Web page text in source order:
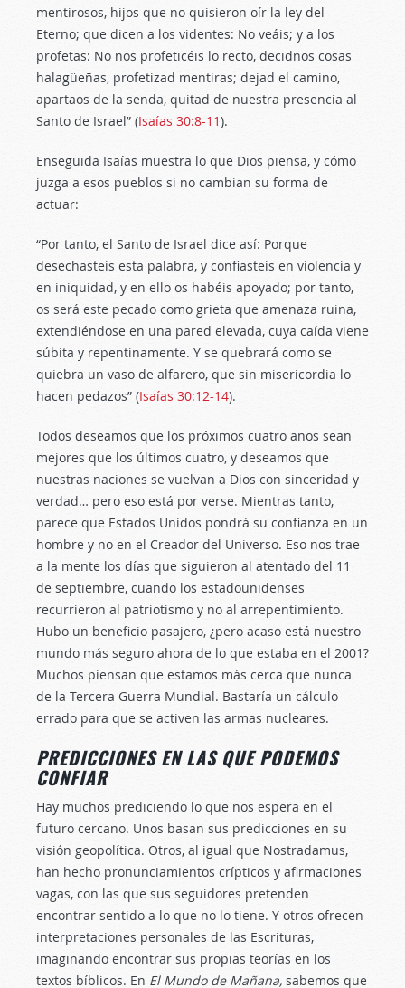
mentirosos, hijos que no quisieron oír la ley del
Eterno; que dicen a los videntes: No veáis; y a los
profetas: No nos profeticéis lo recto, decidnos cosas
halagüeñas, profetizad mentiras; dejad el camino,
apartaos de la senda, quitad de nuestra presencia al
Santo de Israel” (Isaías 30:8-11).
Enseguida Isaías muestra lo que Dios piensa, y cómo
juzga a esos pueblos si no cambian su forma de
actuar:
“Por tanto, el Santo de Israel dice así: Porque
desechasteis esta palabra, y confiasteis en violencia y
en iniquidad, y en ello os habéis apoyado; por tanto,
os será este pecado como grieta que amenaza ruina,
extendiéndose en una pared elevada, cuya caída viene
súbita y repentinamente. Y se quebrará como se
quiebra un vaso de alfarero, que sin misericordia lo
hacen pedazos” (Isaías 30:12-14).
Todos deseamos que los próximos cuatro años sean
mejores que los últimos cuatro, y deseamos que
nuestras naciones se vuelvan a Dios con sinceridad y
verdad… pero eso está por verse. Mientras tanto,
parece que Estados Unidos pondrá su confianza en un
hombre y no en el Creador del Universo. Eso nos trae
a la mente los días que siguieron al atentado del 11
de septiembre, cuando los estadounidenses
recurrieron al patriotismo y no al arrepentimiento.
Hubo un beneficio pasajero, ¿pero acaso está nuestro
mundo más seguro ahora de lo que estaba en el 2001?
Muchos piensan que estamos más cerca que nunca
de la Tercera Guerra Mundial. Bastaría un cálculo
errado para que se activen las armas nucleares.
PREDICCIONES EN LAS QUE PODEMOS
CONFIAR
Hay muchos prediciendo lo que nos espera en el
futuro cercano. Unos basan sus predicciones en su
visión geopolítica. Otros, al igual que Nostradamus,
han hecho pronunciamientos crípticos y afirmaciones
vagas, con las que sus seguidores pretenden
encontrar sentido a lo que no lo tiene. Y otros ofrecen
interpretaciones personales de las Escrituras,
imaginando encontrar sus propias teorías en los
textos bíblicos. En El Mundo de Mañana, sabemos que